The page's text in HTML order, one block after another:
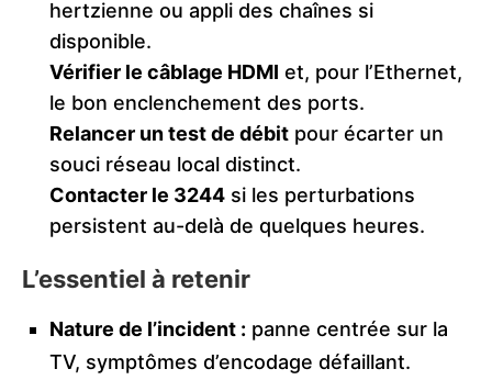
hertzienne ou appli des chaînes si
disponible.
Vérifier le câblage HDMI et, pour l’Ethernet,
le bon enclenchement des ports.
Relancer un test de débit pour écarter un
souci réseau local distinct.
Contacter le 3244 si les perturbations
persistent au-delà de quelques heures.
L’essentiel à retenir
Nature de l’incident : panne centrée sur la
TV, symptômes d’encodage défaillant.